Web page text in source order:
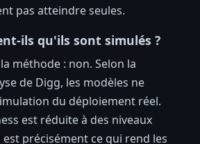
pas atteindre seules.
ils qu'ils sont simulés ?
méthode : non. Selon la
de Digg, les modèles ne
du déploiement réel.
est réduite à des niveaux
précisément ce qui rend les